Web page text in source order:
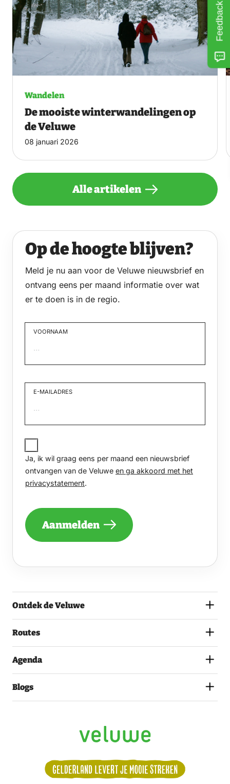
Wandelen
De mooiste winterwandelingen op
de Veluwe
08 januari 2026
Alle artikelen
Op de hoogte blijven?
Meld je nu aan voor de Veluwe nieuwsbrief en
ontvang eens per maand informatie over wat
er te doen is in de regio.
VOORNAAM
E-MAILADRES
JA,
IK
WIL
GRAAG
PER
EEN
ONTVANGEN
EN
HET
Ja, ik wil graag eens per maand een nieuwsbrief
ontvangen van de Veluwe en ga akkoord met het
privacystatement.
Aanmelden
Ontdek de Veluwe
Routes
Agenda
Blogs
Feedback